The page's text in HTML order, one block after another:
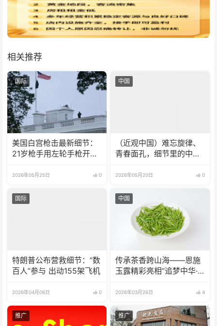
相关推荐
国际
美国白宫枪击最新细节：
21岁枪手用左轮手枪开
2026年05月25日 0
中国
（近观中国）难忘旋律、
青春面孔，细节里的中俄
2026年05月20日 0
国际
特朗普公布营救细节：“数
百人”参与 出动155架飞机
2026年04月06日 0
中国
传承茶香跨山海——恩施
玉露精彩亮相“追梦中华·
2026年03月26日 4
推广 推广